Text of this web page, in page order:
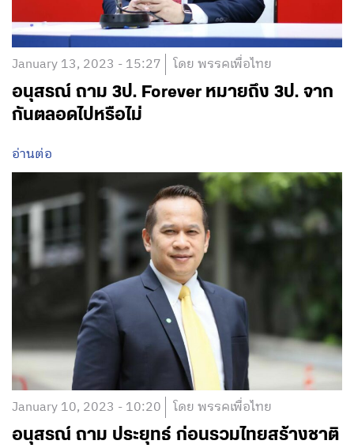
January 13, 2023 - 15:27 โดย พรรคเพื่อไทย
อนุสรณ์ ถาม 3ป. Forever หมายถึง 3ป. จาก
กันตลอดไปหรือไม่
อ่านต่อ
January 10, 2023 - 10:20 โดย พรรคเพื่อไทย
อนุสรณ์ ถาม ประยุทธ์ ก่อนรวมไทยสร้างชาติ